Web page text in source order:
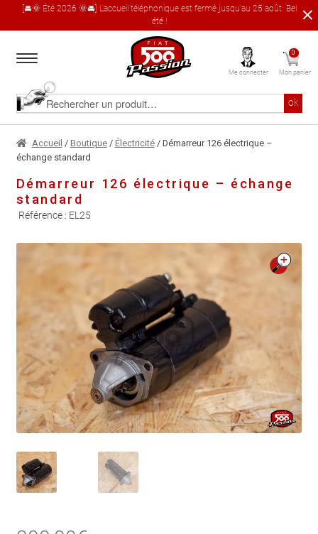
[🚘🌞 Été 2026 🌞🚘] L'accueil téléphonique est fermé jusqu'au 25 août. Bel
été !
à
navigation
au
contenu
Rechercher
produit
ok
Accueil
Le catalogue produit
À propos
Garages partenaires
Contact
Me connecter
0
Mon panier
Accueil / Boutique/ Électricité/ Démarreur 126 électrique –
échange standard
Démarreur 126 électrique – échange
standard
Référence : EL25
🔍